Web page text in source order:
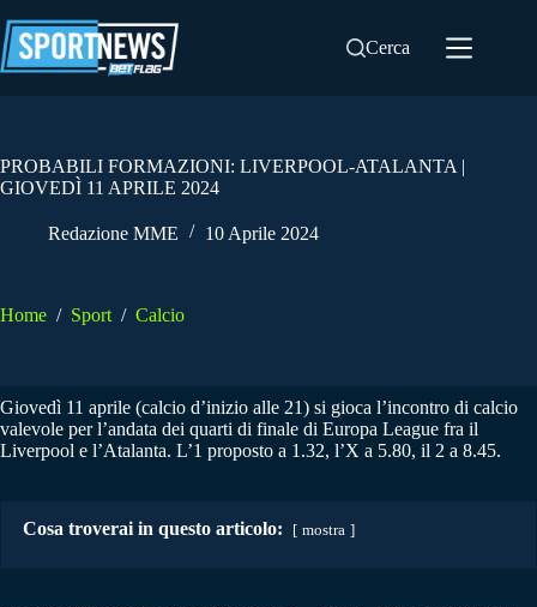
al
contenuto
Cerca
PROBABILI FORMAZIONI: LIVERPOOL-ATALANTA |
GIOVEDÌ 11 APRILE 2024
Redazione MME 10 Aprile 2024
Home / Sport / Calcio
Giovedì 11 aprile (calcio d’inizio alle 21) si gioca l’incontro di calcio
valevole per l’andata dei quarti di finale di Europa League fra il
Liverpool e l’Atalanta. L’1 proposto a 1.32, l’X a 5.80, il 2 a 8.45.
Cosa troverai in questo articolo: mostra